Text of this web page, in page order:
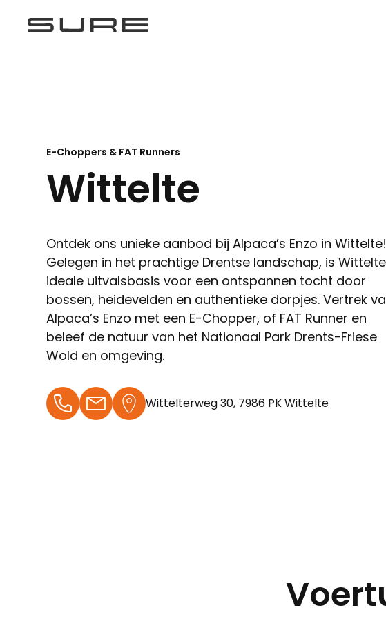
E-Choppers & FAT Runners
Wittelte
Ontdek ons unieke aanbod bij Alpaca’s Enzo in Wittelte!
Gelegen in het prachtige Drentse landschap, is
ideale uitvalsbasis voor een ontspannen tocht door
bossen, heidevelden en authentieke dorpjes. Vertrek
Alpaca’s Enzo met een E-Chopper, of FAT Runner en
beleef de natuur van het Nationaal Park Drents-Friese
Wold en omgeving.
Wittelterweg 30, 7986 PK Wittelte